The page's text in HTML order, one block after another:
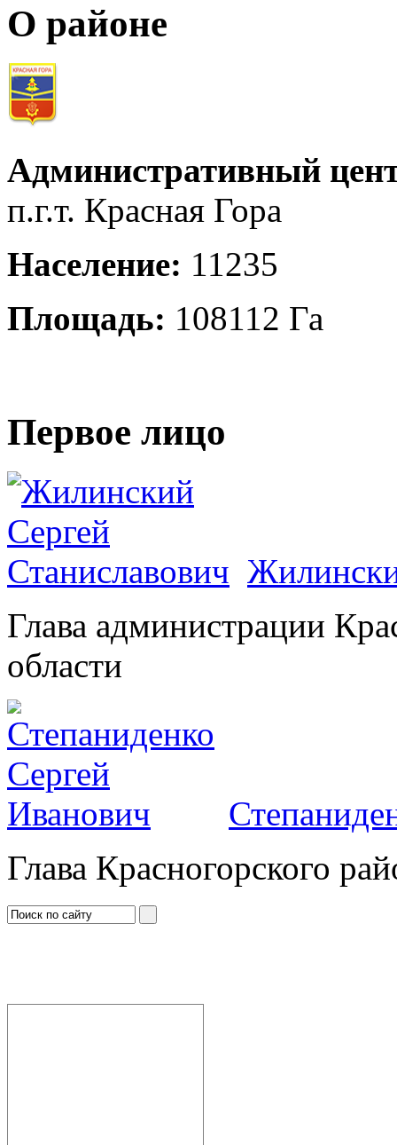
О районе
Административный
п.г.т. Красная Гора
Население: 11235
Площадь: 108112 Га
Первое лицо
Глава администрации
области
Глава Красногорского